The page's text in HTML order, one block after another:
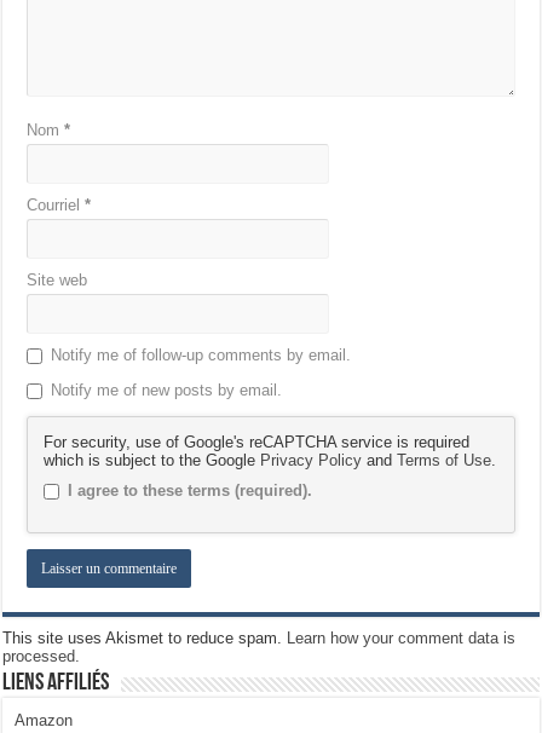
Nom*
Courriel*
Site web
Notify me of follow-up comments by email.
Notify me of new posts by email.
For security, use of Google's reCAPTCHA service is required
which is subject to the Google Privacy Policy andTerms of Use.
I agree to these terms (required).
This site uses Akismet to reduce spam. Learn how your comment data is
processed.
Liens Affiliés
Amazon